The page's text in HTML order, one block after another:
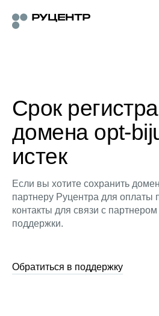
Срок
домена opt-
истек
Если вы хотите сохранить
партнеру Руцентра для оплаты
контакты для связи с
поддержки.
Обратиться в поддержку